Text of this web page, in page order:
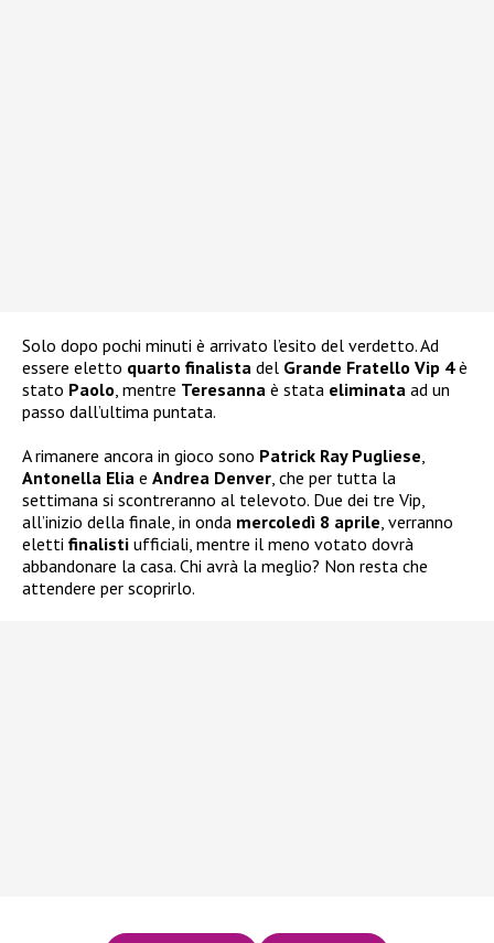
Solo dopo pochi minuti è arrivato l’esito del verdetto. Ad
essere eletto quarto finalista del Grande Fratello Vip 4è
stato Paolo, mentre Teresanna è stata eliminata ad un
passo dall’ultima puntata.
A rimanere ancora in gioco sono Patrick Ray Pugliese,
Antonella Elia e Andrea Denver, che per tutta la
settimana si scontreranno al televoto. Due dei tre Vip,
all’inizio della finale, in onda mercoledì 8 aprile, verranno
eletti finalisti ufficiali, mentre il meno votato dovrà
abbandonare la casa. Chi avrà la meglio? Non resta che
attendere per scoprirlo.